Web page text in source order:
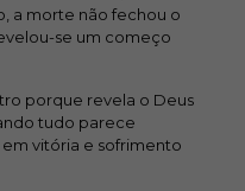
a morte não fechou o
se um começo
porque revela o Deus
tudo parece
vitória e sofrimento